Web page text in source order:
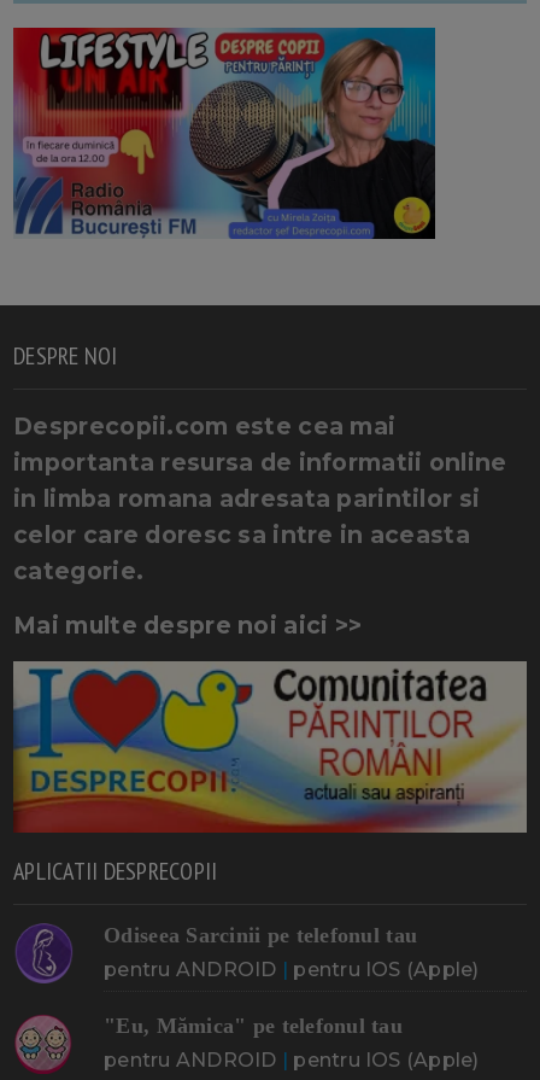
DESPRE NOI
Desprecopii.com este cea mai
importanta resursa de informatii online
in limba romana adresata parintilor si
celor care doresc sa intre in aceasta
categorie.
Mai multe despre noi aici >>
APLICATII DESPRECOPII
Odiseea Sarcinii pe telefonul tau
pentru ANDROID | pentru IOS (Apple)
"Eu, Mămica" pe telefonul tau
pentru ANDROID | pentru IOS (Apple)